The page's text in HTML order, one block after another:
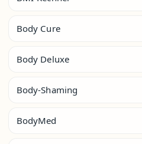
Body Cure
Body Deluxe
Body-Shaming
BodyMed